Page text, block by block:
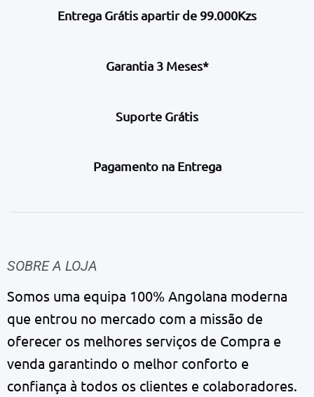
Entrega Grátis apartir de 99.000Kzs
Garantia 3 Meses*
Suporte Grátis
Pagamento na Entrega
SOBRE A LOJA
Somos uma equipa 100% Angolana moderna
que entrou no mercado com a missão de
oferecer os melhores serviços de Compra e
venda garantindo o melhor conforto e
confiança à todos os clientes e colaboradores.